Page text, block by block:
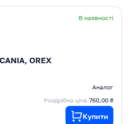
В наявності
OREX
Аналог
Роздрібна ціна:760,00 ₴
Купити